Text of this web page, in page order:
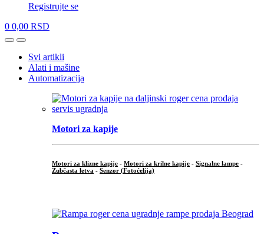
Registrujte se
0 0,00 RSD
OpenClose
Svi artikli
Alati i mašine
Automatizacija
Motori za kapije
Motori za klizne kapije - Motori za krilne kapije - Signalne lampe -
Zubčasta letva - Senzor (Fotoćelija)